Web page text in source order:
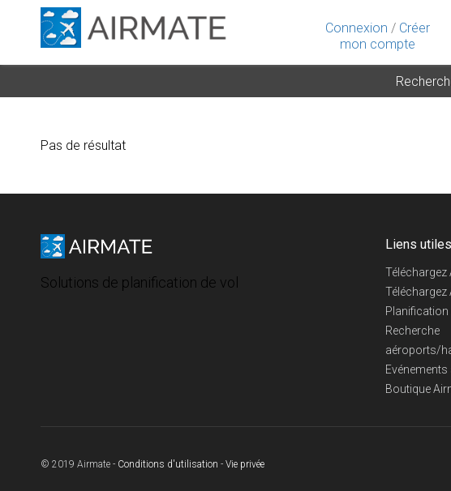
Connexion / Créer
mon compte
Pas de résultat
Solutions de planification de vol
Liens utiles
Téléchargez
Téléchargez
Planification
Recherche
aéroports/
Boutique
© 2019 Airmate - Conditions d'utilisation - Vie privée